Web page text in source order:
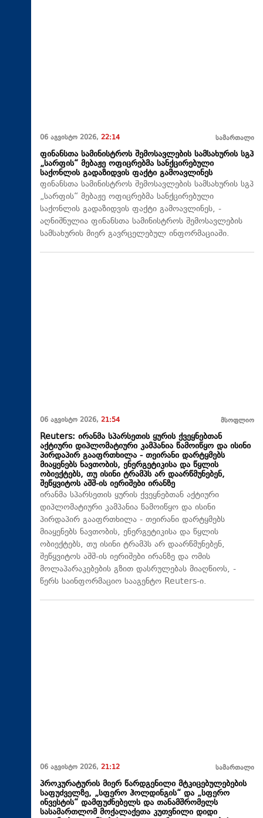
06 აგვისტო 2026, 22:14 სამართალი
ფინანსთა სამინისტროს შემოსავლების სამსახურის სგპ
„სარფის“ მებაჟე ოფიცრებმა სანქცირებული
საქონლის გადაზიდვის ფაქტი გამოავლინეს
ფინანსთა სამინისტროს შემოსავლების სამსახურის სგპ
„სარფის“ მებაჟე ოფიცრებმა სანქცირებული
საქონლის გადაზიდვის ფაქტი გამოავლინეს, -
აღნიშნულია ფინანსთა სამინისტროს შემოსავლების
სამსახურის მიერ გავრცელებულ ინფორმაციაში.
06 აგვისტო 2026, 21:54 მსოფლიო
Reuters: ირანმა სპარსეთის ყურის ქვეყნებთან
აქტიური დიპლომატიური კამპანია წამოიწყო და ისინი
პირდაპირ გააფრთხილა - თეირანი დარტყმებს
მიაყენებს ნავთობის, ენერგეტიკისა და წყლის
ობიექტებს, თუ ისინი ტრამპს არ დაარწმუნებენ,
შეწყვიტოს აშშ-ის იერიშები ირანზე
ირანმა სპარსეთის ყურის ქვეყნებთან აქტიური
დიპლომატიური კამპანია წამოიწყო და ისინი
პირდაპირ გააფრთხილა - თეირანი დარტყმებს
მიაყენებს ნავთობის, ენერგეტიკისა და წყლის
ობიექტებს, თუ ისინი ტრამპს არ დაარწმუნებენ,
შეწყვიტოს აშშ-ის იერიშები ირანზე და ომის
მოლაპარაკებების გზით დასრულებას მიაღწიოს, -
წერს საინფორმაციო სააგენტო Reuters-ი.
06 აგვისტო 2026, 21:12 სამართალი
პროკურატურის მიერ წარდგენილი მტკიცებულებების
საფუძველზე, „სფერო ჰოლდინგის“ და „სფერო
ინვესტის“ დამფუძნებელს და თანამშრომელს
სასამართლომ მოქალაქეთა კუთვნილი დიდი